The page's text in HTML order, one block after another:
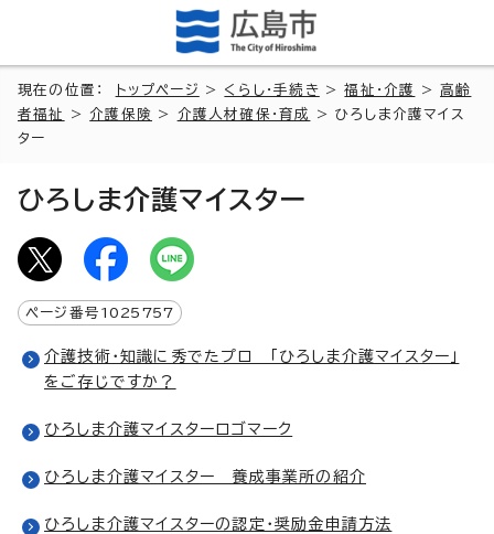
現在の位置： トップページ > くらし・手続き >福祉・介護 >高齢
者福祉
> 介護保険 > 介護人材確保・育成
> ひろしま介護マイス
ター
ひろしま介護マイスター
ページ番号 1025757
介護技術・知識に秀でたプロ 「ひろしま介護マイスター」
をご存じですか？
ひろしま介護マイスターロゴマーク
ひろしま介護マイスター 養成事業所の紹介
ひろしま介護マイスターの認定・奨励金申請方法